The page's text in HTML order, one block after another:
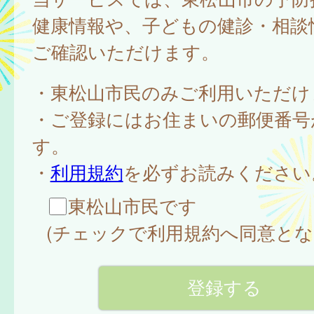
健康情報や、子どもの健診・相
ご確認いただけます。
・東松山市民のみご利用いただ
・ご登録にはお住まいの郵便番
す。
・ 利用規約を必ずお読みくださ
東松山市民です
(チェックで利用規約へ同意と